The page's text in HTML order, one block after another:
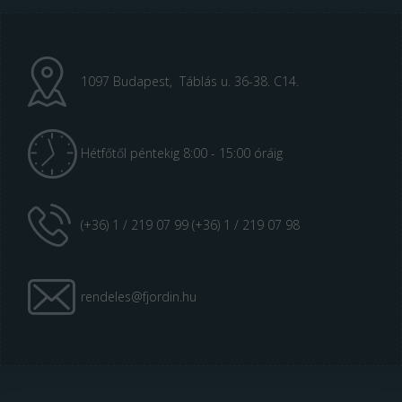
1097 Budapest, Táblás u. 36-38. C14.
Hétfőtől péntekig 8:00 - 15:00 óráig
(+36) 1 / 219 07 99 (+36) 1 / 219 07 98
rendeles@fjordin.hu
letiltsa, karbantartsa és/vagy tetszés szerint törölje
a sütiket. Amennyiben változtatni szeretne a
beállításon a láblécben található "Cookie
Bővebb információkért látogasson el az
aboutcookies.org. Ön törölni tudja a számítógépén
többségében le tudja tiltani a telepítésüket. Ebben
az esetben azonban előfordulhat, hogy minden
számolnia kell azzal is, hogy bizonyos
szolgáltatások és funkciók esetleg nem működnek.